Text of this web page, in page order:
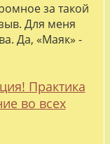
за такой
Для меня
Да, «Маяк» -
Практика
во всех